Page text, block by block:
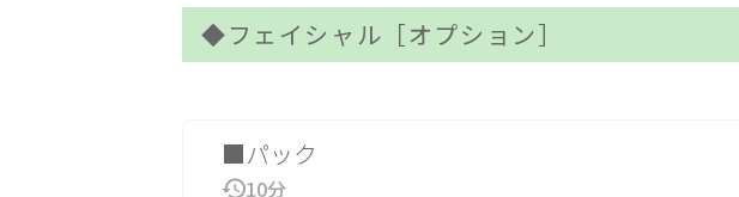
◆フェイシャル［オプション］
■パック
10分